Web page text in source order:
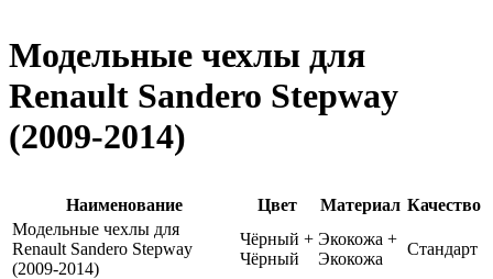
Модельные чехлы для
Renault Sandero Stepway
(2009-2014)
Наименование Цвет Материал Качество
Модельные чехлы для
Renault Sandero Stepway
(2009-2014)
Чёрный +
Чёрный
Экокожа +
Экокожа
Стандарт